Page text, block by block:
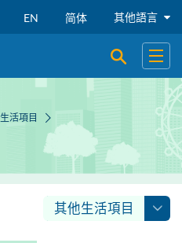
EN 简体 其他語言
開啟搜尋
開啟
生活項目
其他生活項目